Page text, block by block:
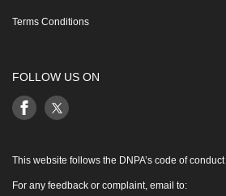
Terms Conditions
FOLLOW US ON
This website follows the DNPA’s code of conduct
For any feedback or complaint, email to: